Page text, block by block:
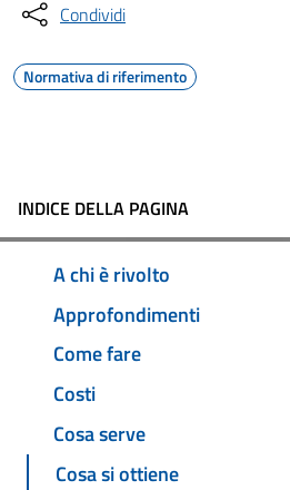
Condividi
Normativa di riferimento
INDICE DELLA PAGINA
A chi è rivolto
Approfondimenti
Come fare
Costi
Cosa serve
Cosa si ottiene